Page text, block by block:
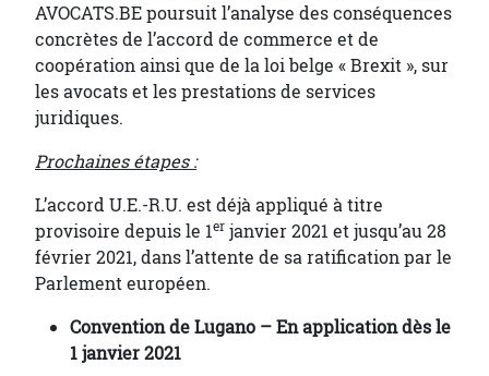
AVOCATS.BE poursuit l’analyse des conséquences
concrètes de l’accord de commerce et de
coopération ainsi que de la loi belge « Brexit », sur
les avocats et les prestations de services
juridiques.
Prochaines étapes :
L’accord U.E.-R.U. est déjà appliqué à titre
provisoire depuis le 1er janvier 2021 et jusqu’au 28
février 2021, dans l’attente de sa ratification par le
Parlement européen.
Convention de Lugano – En application dès le
1 janvier 2021